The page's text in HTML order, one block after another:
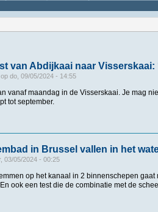
van Abdijkaai naar Visserskaai:
op do, 09/05/2024 - 14:55
vanaf maandag in de Visserskaai. Je mag
tot september.
verhuist van Abdijkaai naar Visserskaai:
in Brussel vallen in het
03/05/2024 - 00:25
op het kanaal in 2 binnenschepen
ook een test die de combinatie met de